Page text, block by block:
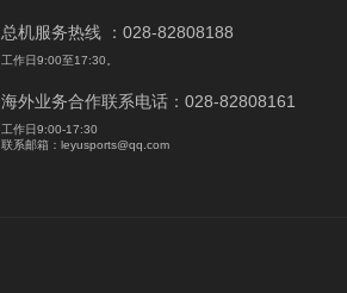
总机服务热线 ：028-82808188
工作日9:00至17:30。
海外业务合作联系电话：028-82808161
工作日9:00-17:30
联系邮箱：leyusports@qq.com